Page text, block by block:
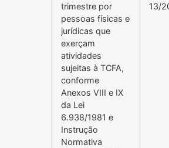
trimestre por
pessoas físicas e
jurídicas que
exerçam
atividades
sujeitas à TCFA,
conforme
Anexos VIII e IX
da Lei
6.938/1981 e
Instrução
Normativa
13/